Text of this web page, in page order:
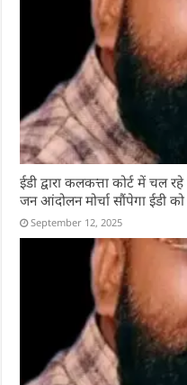
ईडी द्वारा कलकत्ता कोर्ट में
जन आंदोलन मोर्चा सौंपेगा ईडी को
September 12, 2025